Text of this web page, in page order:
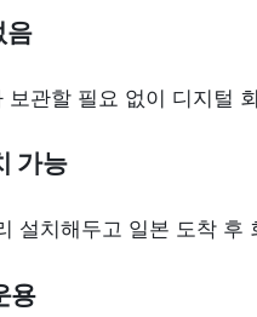
음
보관할 필요 없이 디지털
가능
설치해두고 일본 도착 후
용